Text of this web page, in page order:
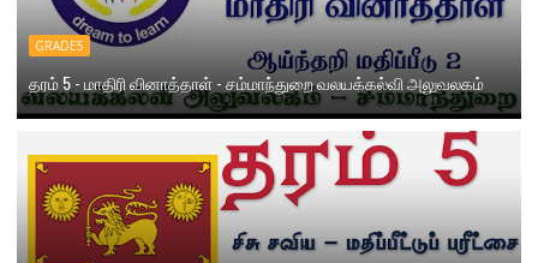
GRADE5
தரம் 5 - மாதிரி வினாத்தாள் - சம்மாந்துறை வலயக்கல்வி அலுவலகம்